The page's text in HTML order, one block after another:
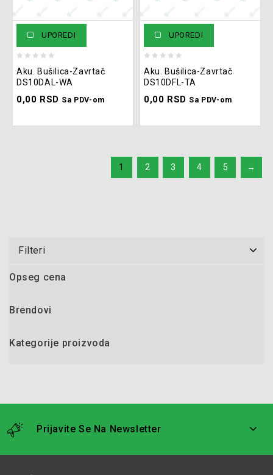
UPOREDI
out
of
5
Aku. Bušilica-Zavrtač
DS10DAL-WA
0,00 RSD Sa PDV-om
UPOREDI
out
of
5
Aku. Bušilica-Zavrtač
DS10DFL-TA
0,00 RSD Sa PDV-om
1 2 3 4 5 →
Filteri
Opseg cena
Brendovi
Kategorije proizvoda
Prijavite Se Na Newsletter